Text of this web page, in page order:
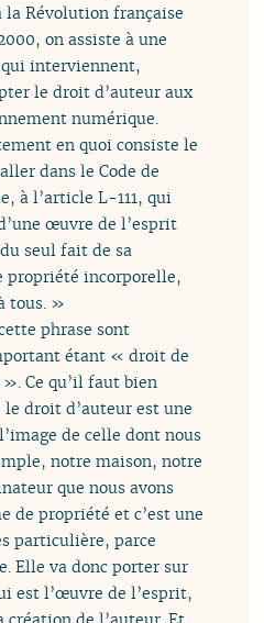
la Révolution française
on assiste à une
interviennent,
le droit d’auteur aux
numérique.
en quoi consiste le
dans le Code de
à l’article L-111, qui
œuvre de l’esprit
seul fait de sa
propriété incorporelle,
tous. »
phrase sont
étant « droit de
Ce qu’il faut bien
le droit d’auteur est une
de celle dont nous
notre maison, notre
que nous avons
de propriété et c’est une
particulière, parce
Elle va donc porter sur
est l’œuvre de l’esprit,
de l’auteur. Et